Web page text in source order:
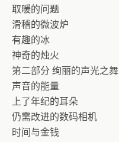
取暖的问题
滑稽的微波炉
有趣的冰
神奇的烛火
第二部分 绚丽的声光之舞
声音的能量
上了年纪的耳朵
仍需改进的数码相机
时间与金钱